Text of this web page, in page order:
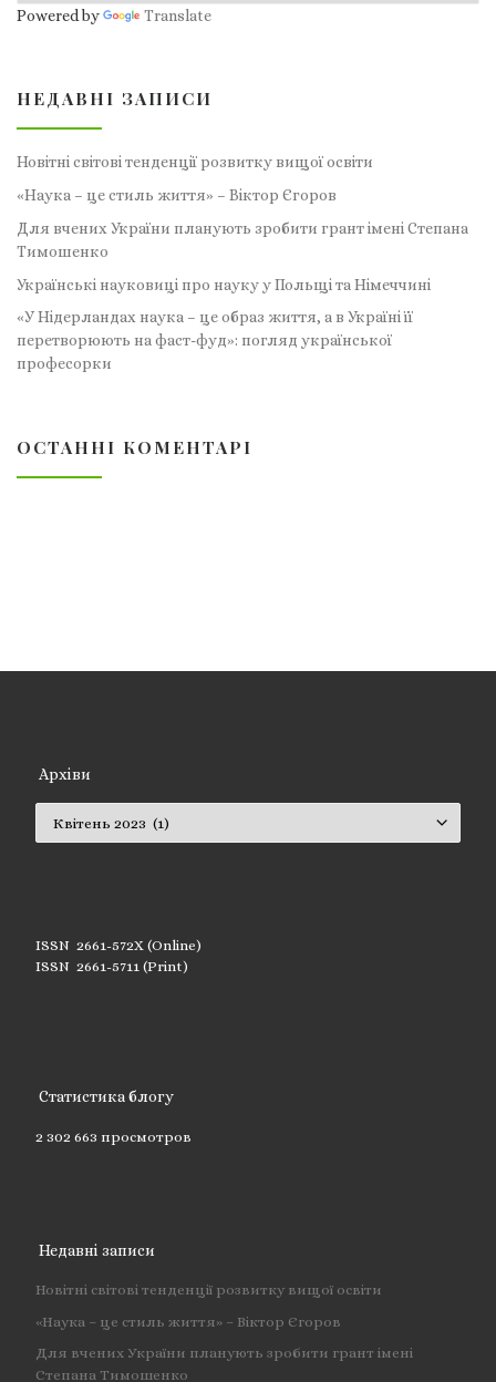
Powered by Translate
НЕДАВНІ ЗАПИСИ
Новітні світові тенденції розвитку вищої освіти
«Наука – це стиль життя» – Віктор Єгоров
Для вчених України планують зробити грант імені Степана
Тимошенко
Українські науковиці про науку у Польщі та Німеччині
«У Нідерландах наука – це образ життя, а в Україні її
перетворюють на фаст-фуд»: погляд української
професорки
ОСТАННІ КОМЕНТАРІ
Архіви
ISSN 2661-572X (Online)
ISSN 2661-5711 (Print)
Статистика блогу
2 302 663 просмотров
Недавні записи
Новітні світові тенденції розвитку вищої освіти
«Наука – це стиль життя» – Віктор Єгоров
Для вчених України планують зробити грант імені
Степана Тимошенко